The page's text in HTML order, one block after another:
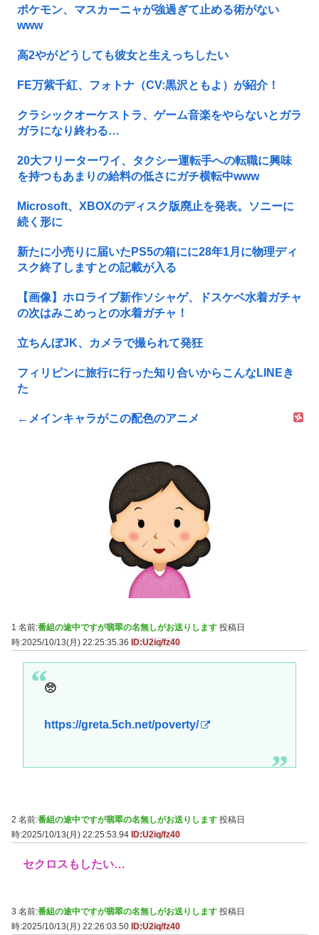
ポケモン、マスカーニャが強過ぎて止める術がない
www
高2やがどうしても彼女と生えっちしたい
FE万紫千紅、フォトナ（CV:黒沢ともよ）が紹介！
クラシックオーケストラ、ゲーム音楽をやらないとガラ
ガラになり終わる…
20大フリーターワイ、タクシー運転手への転職に興味
を持つもあまりの給料の低さにガチ横転中www
Microsoft、XBOXのディスク版廃止を発表。ソニーに
続く形に
新たに小売りに届いたPS5の箱にに28年1月に物理ディ
スク終了しますとの記載が入る
【画像】ホロライブ新作ソシャゲ、ドスケベ水着ガチャ
の次はみこめっとの水着ガチャ！
立ちんぼJK、カメラで撮られて発狂
フィリピンに旅行に行った知り合いからこんなLINEき
た
←メインキャラがこの配色のアニメ
1 名前:番組の途中ですが翡翠の名無しがお送りします 投稿日
時:2025/10/13(月) 22:25:35.36
ID:U2iq/fz40
🥺
https://greta.5ch.net/poverty/
2 名前:番組の途中ですが翡翠の名無しがお送りします 投稿日
時:2025/10/13(月) 22:25:53.94 ID:U2iq/fz40
セクロスもしたい…
3 名前:番組の途中ですが翡翠の名無しがお送りします 投稿日
時:2025/10/13(月) 22:26:03.50 ID:U2iq/fz40